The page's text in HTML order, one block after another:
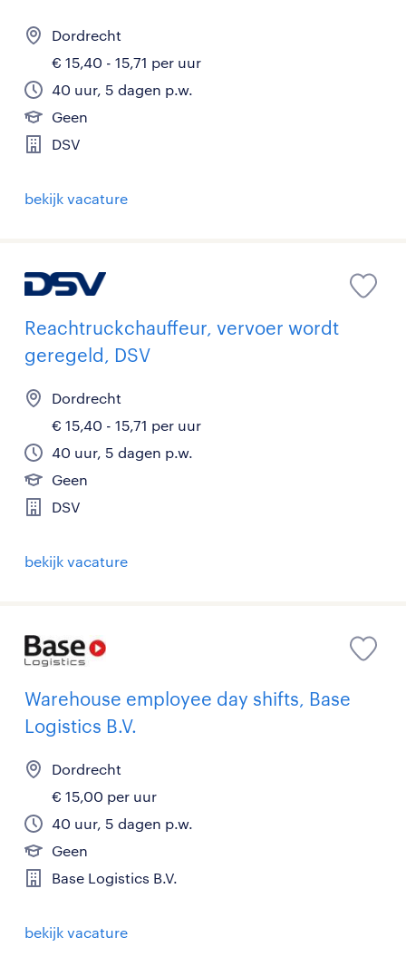
Dordrecht
€ 15,40 - 15,71 per uur
40 uur, 5 dagen p.w.
Geen
DSV
bekijk vacature
Reachtruckchauffeur, vervoer wordt
geregeld, DSV
Dordrecht
€ 15,40 - 15,71 per uur
40 uur, 5 dagen p.w.
Geen
DSV
bekijk vacature
Warehouse employee day shifts, Base
Logistics B.V.
Dordrecht
€ 15,00 per uur
40 uur, 5 dagen p.w.
Geen
Base Logistics B.V.
bekijk vacature